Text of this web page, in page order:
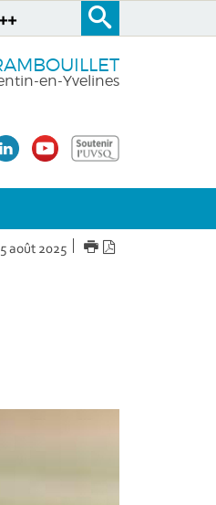
en-Yvelines
août 2025 IMPRIMER